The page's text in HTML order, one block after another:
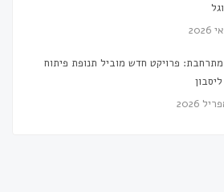
מתרחבת: פרויקט חדש מוביל תנופת פיתוח